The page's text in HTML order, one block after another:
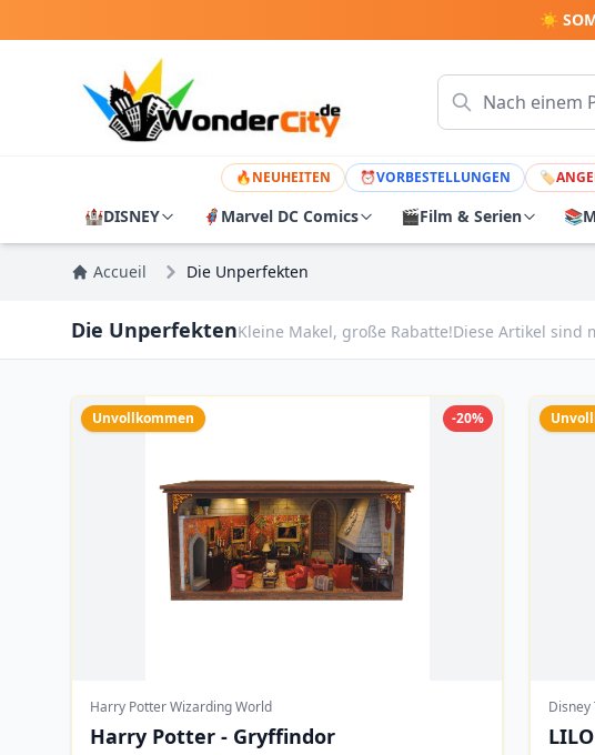
☀️
🔥NEUHEITEN ⏰VORBESTELLUNGEN 🏷
🏰DISNEY 🦸 Marvel DC Comics 🎬Film & Serien 📚
Accueil Die Unperfekten
Die UnperfektenKleine Makel, große Rabatte!Diese Artikel
Unvollkommen -20%
Harry Potter Wizarding World
Harry Potter - Gryffindor
Disney